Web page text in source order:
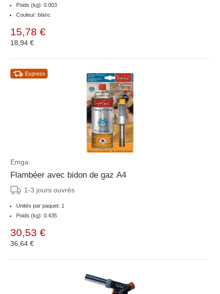
Poids (kg): 0.003
Couleur: blanc
15,78 €
18,94 €
Express
Emga
Flambéer avec bidon de gaz A4
1-3 jours ouvrés
Unités par paquet: 1
Poids (kg): 0.435
30,53 €
36,64 €